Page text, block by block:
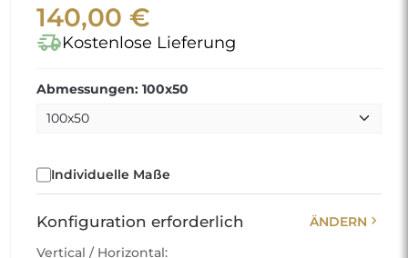
140,00 €
delivery_truck_speedKostenlose Lieferung
Abmessungen: 100x50
Individuelle Maße
Konfiguration erforderlich ÄNDERN chevron_right
Vertical / Horizontal: